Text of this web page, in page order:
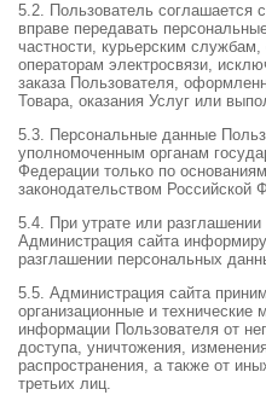
5.2. Пользователь соглашается
вправе передавать
частности, курьерским службам,
операторам электросвязи,
заказа Пользователя,
Товара, оказания Услуг или
5.3. Персональные данные
уполномоченным органам
Федерации только по
законодательством Российской
5.4. При утрате или
Администрация сайта
разглашении персональных
5.5. Администрация сайта
организационные и
информации Пользователя от
доступа, уничтожения,
распространения, а также от
третьих лиц.